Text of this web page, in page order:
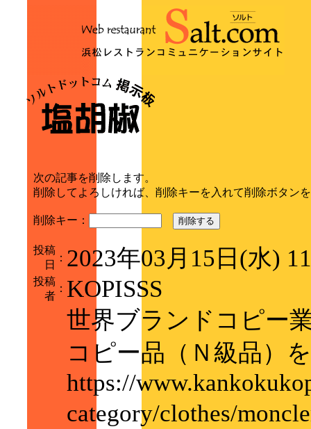
次の記事を削除します。
削除してよろしければ、削除キーを入れて削除ボタン
削除キー： 削除する
投稿
日
： 2023年03月15日(水)
投稿
者
： KOPISSS
世界ブランドコピー
コピー品（Ｎ級品）
https://
category/clothes/